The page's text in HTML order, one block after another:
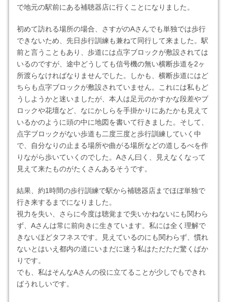
で地元の駅前にある補聴器店に行くことになりました。
初めて訪れる場所の場合、さすがのAさんでも単独では歩行
できないため、先日歩行訓練も兼ねて同行して来ました。駅
前と言うこともあり、歩道には点字ブロックが敷設されては
いるのですが、途中どうしても信号機の無い横断歩道を2ヶ
所渡らなければなりませんでした。しかも、横断歩道にはど
ちらも点字ブロックが敷設されていません。これには私もど
うしようかと迷いましたが、本人は足元のかすかな段差やブ
ロックや花壇など、なにかしらを手掛かりにあたかも見えて
いるかのように頭の中に地図を書いて行きました。そして、
点字ブロックがない歩道も二度三度と歩行訓練していく中
で、自分なりの止まる場所や曲がる場所などの道しるべを作
りながら歩いていくのでした。Aさん曰く、見えなくなって
見えて来たものがたくさんあるそうです。
結果、約1時間の歩行訓練で駅から補聴器店までほぼ単独で
行き来するまでになりました。
視力を失い、さらに今度は聴覚まで失いかねないにも関わら
ず、Aさんは常に前向きに生きています。私には全く理解で
きないほどタフネスです。見えているのにも関わらず、慣れ
ないとはいえ都内の道にいまだに迷う私はただただ驚くばか
りです。
でも、私はそんなAさんの役に立てることが少しでもできれ
ばうれしいです。